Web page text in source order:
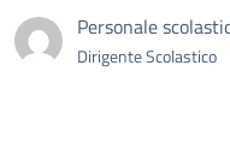
Personale
Dirigente Scolastico